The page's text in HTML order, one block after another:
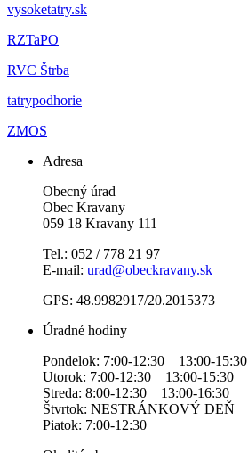
vysoketatry.sk
RZTaPO
RVC Štrba
tatrypodhorie
ZMOS
Adresa
Obecný úrad
Obec Kravany
059 18 Kravany 111
Tel.: 052 / 778 21 97
E-mail: urad@obeckravany.sk
GPS: 48.9982917/20.2015373
Úradné hodiny
Pondelok: 7:00-12:30 13:00-15:30
Utorok: 7:00-12:30 13:00-15:30
Streda: 8:00-12:30 13:00-16:30
Štvrtok: NESTRÁNKOVÝ DEŇ
Piatok: 7:00-12:30